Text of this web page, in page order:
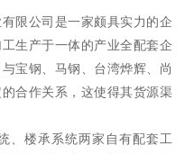
限公司是一家颇具实力的企
生产于一体的产业全配套企
宝钢、马钢、台湾烨辉、尚
合作关系，这使得其货源渠
、楼承系统两家自有配套工